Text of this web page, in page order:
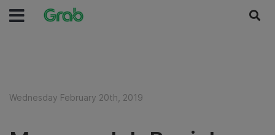
Wednesday February 20th, 2019